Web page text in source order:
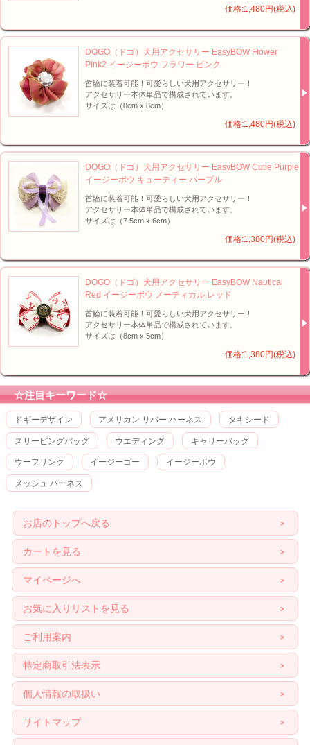
価格:1,480円(税込)
DOGO（ドゴ）犬用アクセサリー EasyBOW Flower
Pink2 イージーボウ フラワー ピンク
首輪に装着可能！可愛らしい犬用アクセサリー！
アクセサリー本体単品で構成されています。
サイズは（8cm x 8cm）
価格:1,480円(税込)
DOGO（ドゴ）犬用アクセサリー EasyBOW Cutie Purple
イージーボウ キューティー パープル
首輪に装着可能！可愛らしい犬用アクセサリー！
アクセサリー本体単品で構成されています。
サイズは（7.5cm x 6cm）
価格:1,380円(税込)
DOGO（ドゴ）犬用アクセサリー EasyBOW Nautical
Red イージーボウ ノーティカル レッド
首輪に装着可能！可愛らしい犬用アクセサリー！
アクセサリー本体単品で構成されています。
サイズは（8cm x 5cm）
価格:1,380円(税込)
☆注目キーワード☆
ドギーデザイン アメリカン リバー ハーネス タキシード
スリーピングバッグ ウエディング キャリーバッグ
ウーフリンク イージーゴー イージーボウ
メッシュ ハーネス
お店のトップへ戻る
カートを見る
マイページへ
お気に入りリストを見る
ご利用案内
特定商取引法表示
個人情報の取扱い
サイトマップ